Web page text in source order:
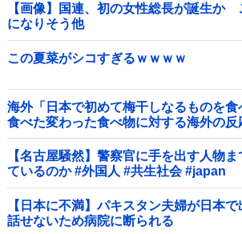
【画像】国連、初の女性総長が誕生か
になりそう他
この夏菜がシコすぎるｗｗｗｗ
海外「日本で初めて梅干しなるものを
食べた変わった食べ物に対する海外の反
【名古屋騒然】警察官に手を出す人物
ているのか #外国人 #共生社会 #japan
【日本に不満】パキスタン夫婦が日本
話せないため病院に断られる